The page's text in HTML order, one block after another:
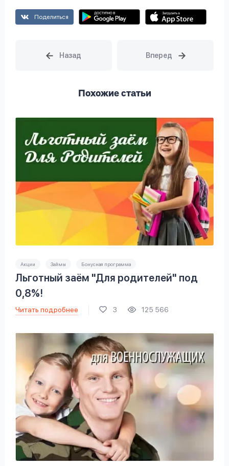
Поделиться
Похожие статьи
Акции Займы Бонусная программа
Льготный заём "Для родителей" под
0,8%!
Читать подробнее 3 125 566